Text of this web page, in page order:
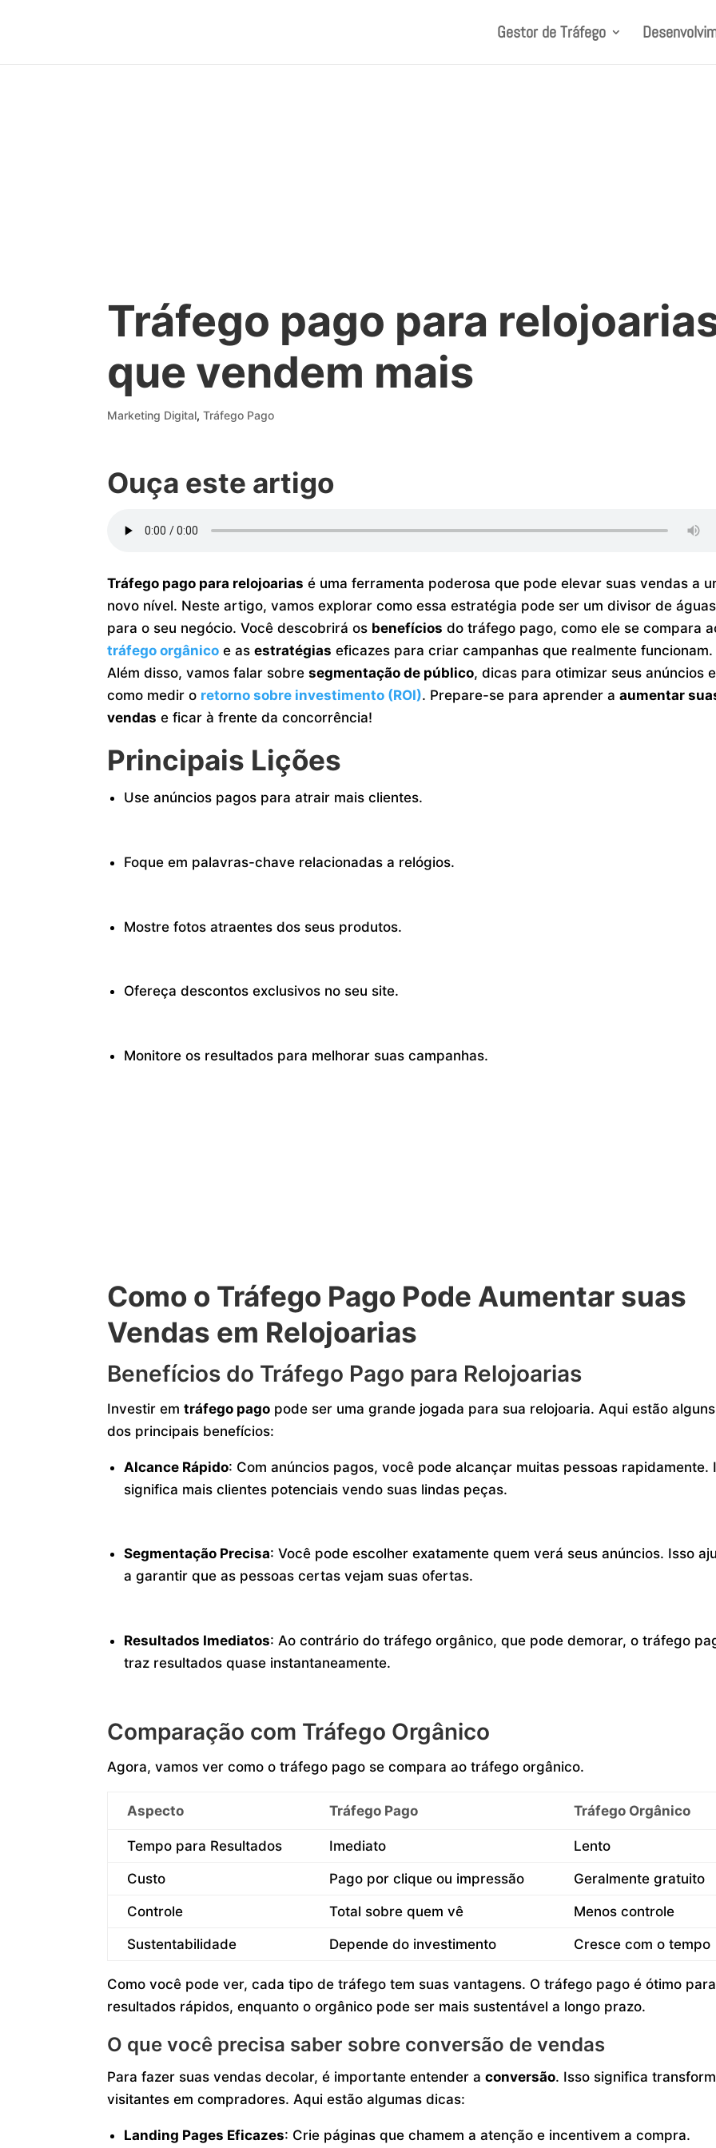
Gestor de Tráfego
Tráfego pago para
que vendem mais
Marketing Digital,Tráfego Pago
Ouça este artigo
Tráfego pago para relojoarias é uma ferramenta poderosa que pode elevar suas vendas a
novo nível. Neste artigo, vamos explorar como essa estratégia pode ser um divisor de águas
para o seu negócio. Você descobrirá os benefícios do tráfego pago, como ele se compara
tráfego orgânico e asestratégias eficazes para criar campanhas que realmente funcionam.
Além disso, vamos falar sobresegmentação de público, dicas para otimizar seus anúncios e
como medir o retorno sobre investimento (ROI). Prepare-se para aprender aaumentar
vendas e ficar à frente da concorrência!
Principais Lições
Use anúncios pagos para atrair mais clientes.
Foque em palavras-chave relacionadas a relógios.
Mostre fotos atraentes dos seus produtos.
Ofereça descontos exclusivos no seu site.
Monitore os resultados para melhorar suas campanhas.
Como o Tráfego Pago Pode Aumentar suas
Vendas em Relojoarias
Benefícios do Tráfego Pago para Relojoarias
Investir emtráfego pago pode ser uma grande jogada para sua relojoaria. Aqui estão alguns
dos principais benefícios:
Alcance Rápido: Com anúncios pagos, você pode alcançar muitas pessoas rapidamente.
significa mais clientes potenciais vendo suas lindas peças.
Segmentação Precisa: Você pode escolher exatamente quem verá seus anúncios. Isso
a garantir que as pessoas certas vejam suas ofertas.
Resultados Imediatos: Ao contrário do tráfego orgânico, que pode demorar, o tráfego
traz resultados quase instantaneamente.
Comparação com Tráfego Orgânico
Agora, vamos ver como o tráfego pago se compara ao tráfego orgânico.
Aspecto Tráfego Pago Tráfego Orgânico
Tempo para Resultados Imediato Lento
Custo Pago por clique ou impressão Geralmente gratuito
Controle Total sobre quem vê Menos controle
Sustentabilidade Depende do investimento Cresce com o tempo
Como você pode ver, cada tipo de tráfego tem suas vantagens. O tráfego pago é ótimo para
resultados rápidos, enquanto o orgânico pode ser mais sustentável a longo prazo.
O que você precisa saber sobre conversão de vendas
Para fazer suas vendas decolar, é importante entender aconversão. Isso significa
visitantes em compradores. Aqui estão algumas dicas:
Landing Pages Eficazes: Crie páginas que chamem a atenção e incentivem a compra.